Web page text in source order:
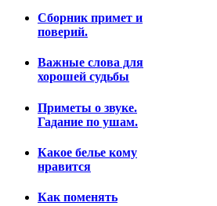
Сборник примет и
поверий.
Важные слова для
хорошей судьбы
Приметы о звуке.
Гадание по ушам.
Какое белье кому
нравится
Как поменять